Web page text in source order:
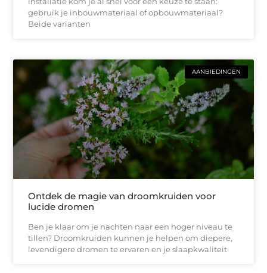
gebruik je inbouwmateriaal of opbouwmateriaal?
Beide varianten
AANBIEDINGEN
Ontdek de magie van droomkruiden voor
lucide dromen
Ben je klaar om je nachten naar een hoger niveau te
tillen? Droomkruiden kunnen je helpen om diepere,
levendigere dromen te ervaren en je slaapkwaliteit